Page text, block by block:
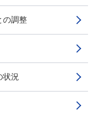
の調整
状況